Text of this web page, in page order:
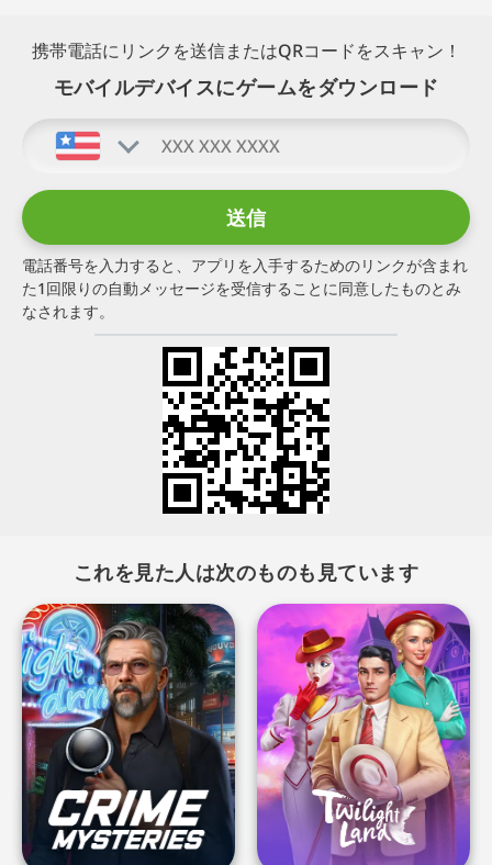
携帯電話にリンクを送信またはQRコードをスキャン！
モバイルデバイスにゲームをダウンロード
電話番号を入力すると、アプリを入手するためのリンクが含まれ
た1回限りの自動メッセージを受信することに同意したものとみ
なされます。
これを見た人は次のものも見ています